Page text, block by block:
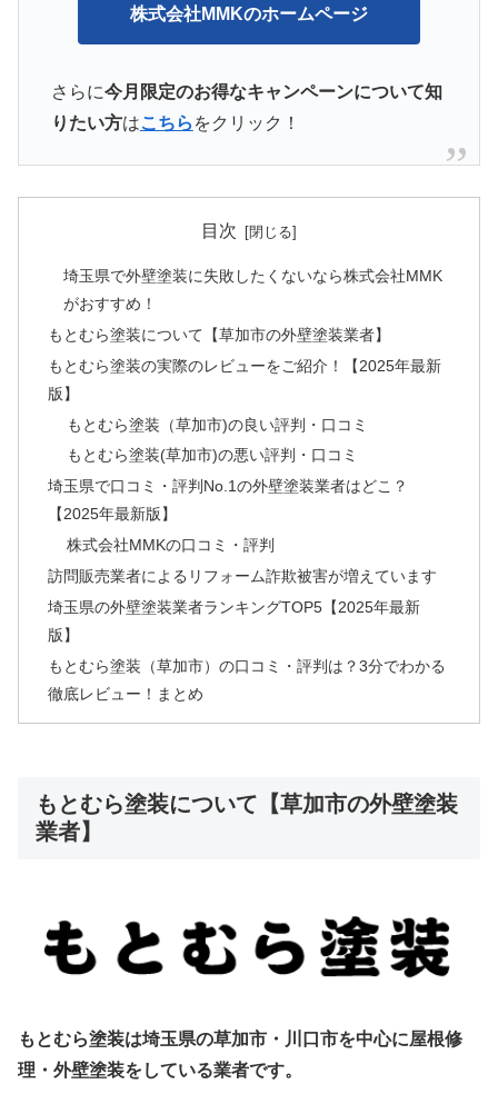
株式会社MMKのホームページ
さらに今月限定のお得なキャンペーンについて知
りたい方はこちら をクリック！
目次
埼玉県で外壁塗装に失敗したくないなら株式会社MMK
がおすすめ！
もとむら塗装について【草加市の外壁塗装業者】
もとむら塗装の実際のレビューをご紹介！【2025年最新
版】
もとむら塗装（草加市)の良い評判・口コミ
もとむら塗装(草加市)の悪い評判・口コミ
埼玉県で口コミ・評判No.1の外壁塗装業者はどこ？
【2025年最新版】
株式会社MMKの口コミ・評判
訪問販売業者によるリフォーム詐欺被害が増えています
埼玉県の外壁塗装業者ランキングTOP5【2025年最新
版】
もとむら塗装（草加市）の口コミ・評判は？3分でわかる
徹底レビュー！まとめ
もとむら塗装について【草加市の外壁塗装
業者】
もとむら塗装は埼玉県の草加市・川口市を中心に屋根修
理・外壁塗装をしている業者です。